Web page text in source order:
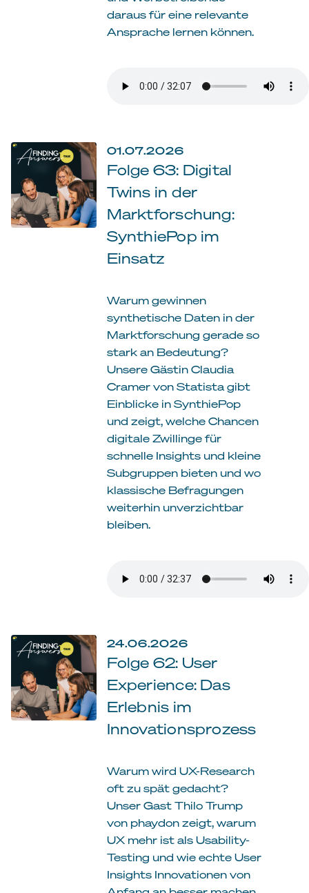
daraus für eine relevante
Ansprache lernen können.
01.07.2026
Folge 63: Digital
Twins in der
Marktforschung:
SynthiePop im
Einsatz
Warum gewinnen
synthetische Daten in der
Marktforschung gerade so
stark an Bedeutung?
Unsere Gästin Claudia
Cramer von Statista gibt
Einblicke in SynthiePop
und zeigt, welche Chancen
digitale Zwillinge für
schnelle Insights und kleine
Subgruppen bieten und wo
klassische Befragungen
weiterhin unverzichtbar
bleiben.
24.06.2026
Folge 62: User
Experience: Das
Erlebnis im
Innovationsprozess
Warum wird UX-Research
oft zu spät gedacht?
Unser Gast Thilo Trump
von phaydon zeigt, warum
UX mehr ist als Usability-
Testing und wie echte User
Insights Innovationen von